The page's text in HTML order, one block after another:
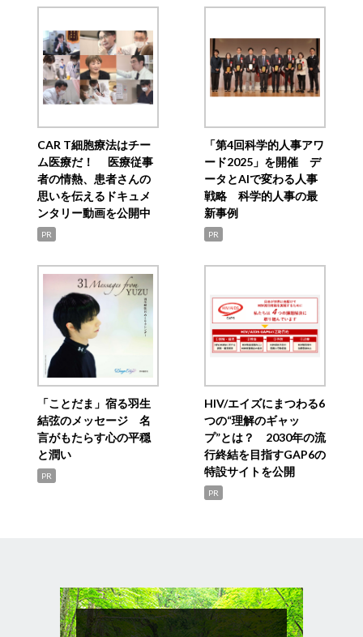
CAR T細胞療法はチー
ム医療だ！ 医療従事
者の情熱、患者さんの
思いを伝えるドキュメ
ンタリー動画を公開中
PR
「第4回科学的人事アワ
ード2025」を開催 デ
ータとAIで変わる人事
戦略 科学的人事の最
新事例
PR
「ことだま」宿る羽生
結弦のメッセージ 名
言がもたらす心の平穏
と潤い
PR
HIV/エイズにまつわる6
つの“理解のギャッ
プ”とは？ 2030年の流
行終結を目指すGAP6の
特設サイトを公開
PR